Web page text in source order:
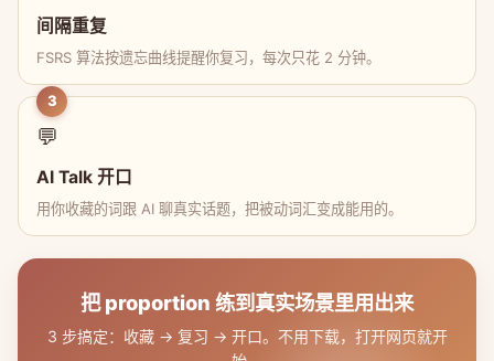
间隔重复
FSRS 算法按遗忘曲线提醒你复习，每次只花 2 分钟。
3
💬
AI Talk 开口
用你收藏的词跟 AI 聊真实话题，把被动词汇变成能用的。
把 proportion 练到真实场景里用出来
3 步搞定：收藏 → 复习 → 开口。不用下载，打开网页就开